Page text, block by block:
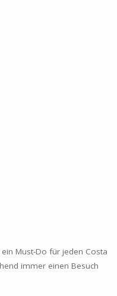
Must-Do für jeden Costa
immer einen Besuch